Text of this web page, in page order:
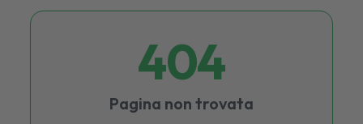
404
Pagina non trovata